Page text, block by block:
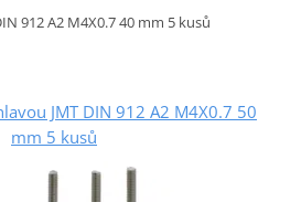
912 A2 M4X0.7 40 mm 5 kusů
JMT DIN 912 A2 M4X0.7 50
mm 5 kusů